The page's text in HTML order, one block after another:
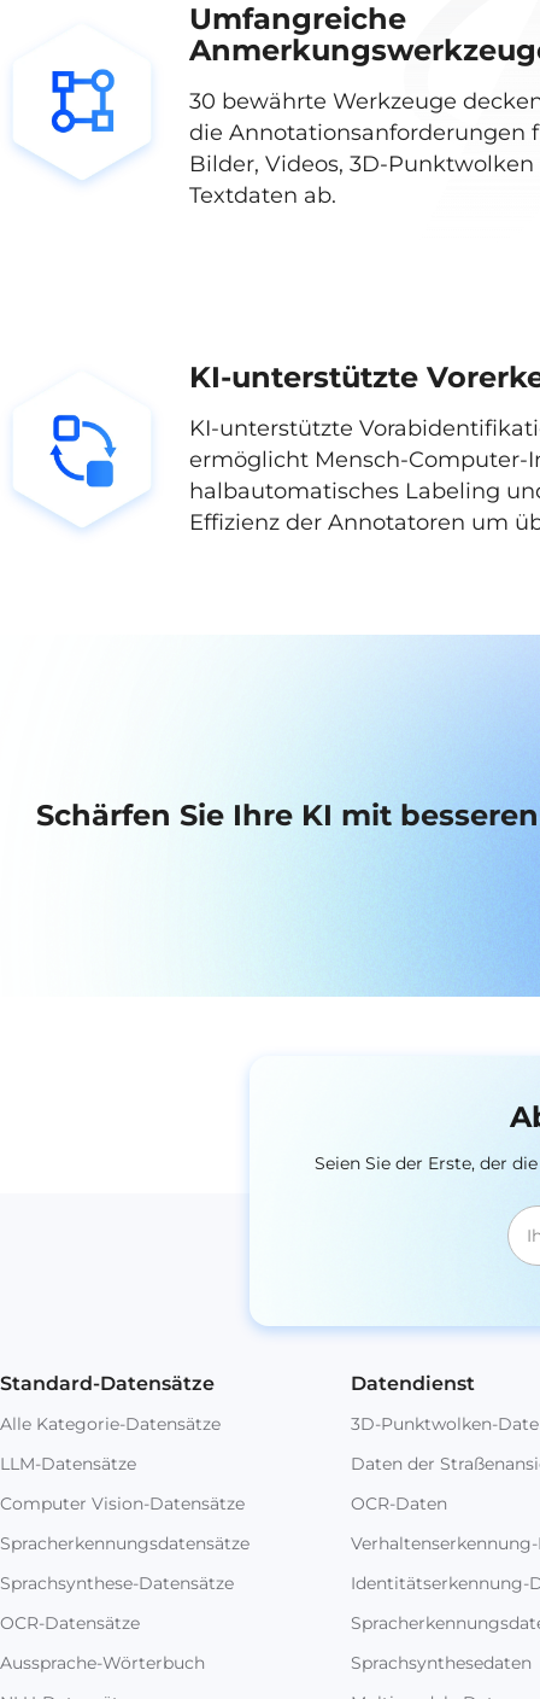
Umfangreiche
30 bewährte Werkzeuge
die Annotationsanforderungen
Bilder, Videos, 3D-
Textdaten ab.
KI-unterstützte
KI-unterstützte
ermöglicht Mensch-Computer-
halbautomatisches Labeling
Effizienz der Annotatoren um
Schärfen Sie Ihre KI mit
Seien Sie der Erste, der
Standard-Datensätze
Alle Kategorie-Datensätze
LLM-Datensätze
Computer Vision-Datensätze
Spracherkennungsdatensätze
Sprachsynthese-Datensätze
OCR-Datensätze
Aussprache-Wörterbuch
Datendienst
3D-Punktwolken-
Daten der
OCR-Daten
Identitätserkennung-
Sprachsynthesedaten